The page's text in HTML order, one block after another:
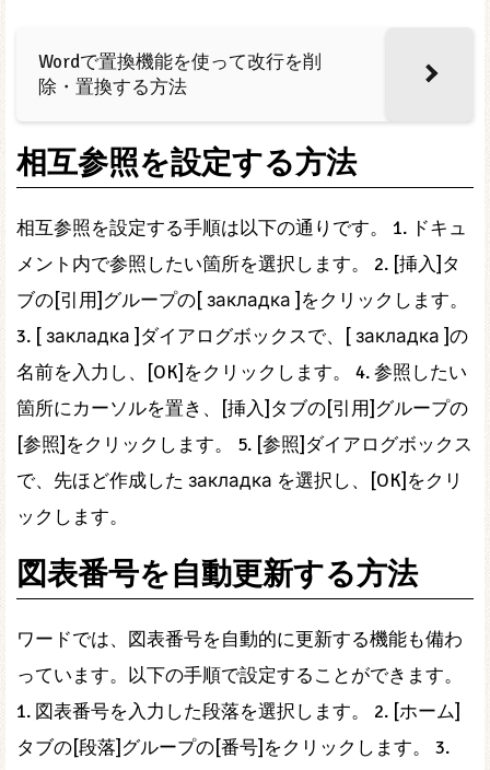
Wordで置換機能を使って改行を削
除・置換する方法
相互参照を設定する方法
相互参照を設定する手順は以下の通りです。 1. ドキュ
メント内で参照したい箇所を選択します。 2. [挿入]タ
ブの[引用]グループの[ закладка ]をクリックします。
3. [ закладка ]ダイアログボックスで、[ закладка ]の
名前を入力し、[OK]をクリックします。 4. 参照したい
箇所にカーソルを置き、[挿入]タブの[引用]グループの
[参照]をクリックします。 5. [参照]ダイアログボックス
で、先ほど作成した закладка を選択し、[OK]をクリ
ックします。
図表番号を自動更新する方法
ワードでは、図表番号を自動的に更新する機能も備わ
っています。以下の手順で設定することができます。
1. 図表番号を入力した段落を選択します。 2. [ホーム]
タブの[段落]グループの[番号]をクリックします。 3.